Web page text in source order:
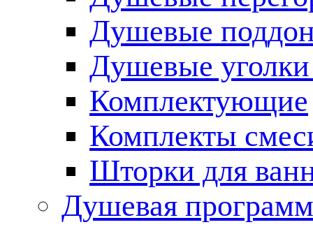
Душевые
Душевые
Комплектующие
Комплекты
Шторки для
Душевая